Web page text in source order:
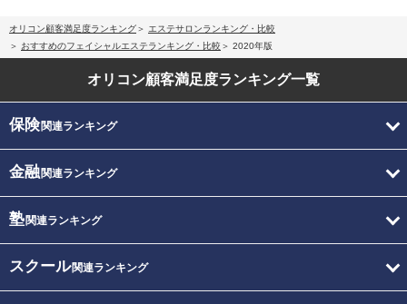
オリコン顧客満足度ランキング
エステサロンランキング・比較
おすすめのフェイシャルエステランキング・比較
2020年版
オリコン顧客満足度ランキング一覧
保険関連ランキング
金融関連ランキング
塾関連ランキング
スクール関連ランキング